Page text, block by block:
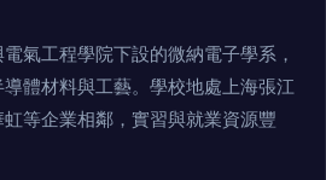
氣工程學院下設的微納電子學系，
體材料與工藝。學校地處上海張江
等企業相鄰，實習與就業資源豐